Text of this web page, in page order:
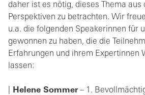
daher ist es nötig, dieses Thema aus
Perspektiven zu betrachten. Wir
u.a. die folgenden Speakerinnen für
gewonnen zu haben, die die
Erfahrungen und ihrem Expertinnen
lassen:
Helene Sommer– 1.